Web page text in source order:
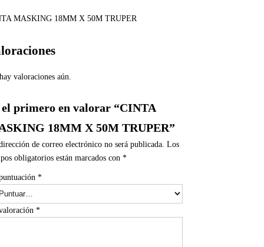
MASKING 18MM X 50M TRUPER
valoraciones aún.
el primero en valorar “CINTA
18MM X 50M TRUPER”
de correo electrónico no será publicada. Los
obligatorios están marcados con *
*
*